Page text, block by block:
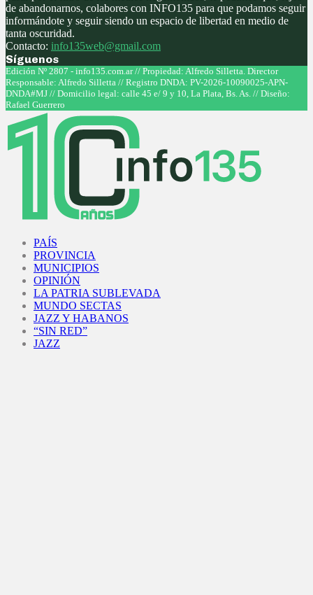
de abandonarnos, colabores con INFO135 para que podamos seguir
informándote y seguir siendo un espacio de libertad en medio de
tanta oscuridad.
Contacto: info135web@gmail.com
Síguenos
Facebook
Twitter
Instagram
Youtube
Edición Nº 2807 - info135.com.ar // Propiedad: Alfredo Silletta. Director
Responsable: Alfredo Silletta // Registro DNDA: PV-2026-10090025-APN-
DNDA#MJ // Domicilio legal: calle 45 e/ 9 y 10, La Plata, Bs. As. // Diseño:
Rafael Guerrero
PAÍS
PROVINCIA
MUNICIPIOS
OPINIÓN
LA PATRIA SUBLEVADA
MUNDO SECTAS
JAZZ Y HABANOS
“SIN RED”
JAZZ